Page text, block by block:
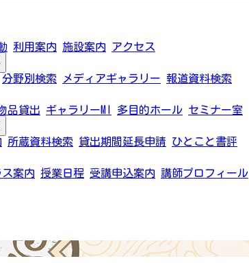
利用案内 施設案内 アクセス
分野別検索 メディアギャラリー 報道資料検索
品貸出 ギャラリーMI 多目的ホール セミナー室
所蔵資料検索 貸出期間延長申請 ひとこと書評
ス案内 授業日程 受講申込案内 講師プロフィール